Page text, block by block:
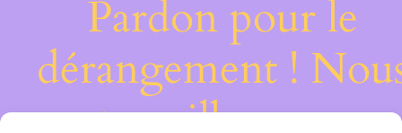
Pardon pour le
dérangement !
travaillons sur